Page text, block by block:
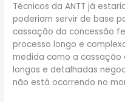
Técnicos da ANTT já
poderiam servir de base
cassação da concessão
processo longo e
medida como a cassação
longas e detalhadas
não está ocorrendo no